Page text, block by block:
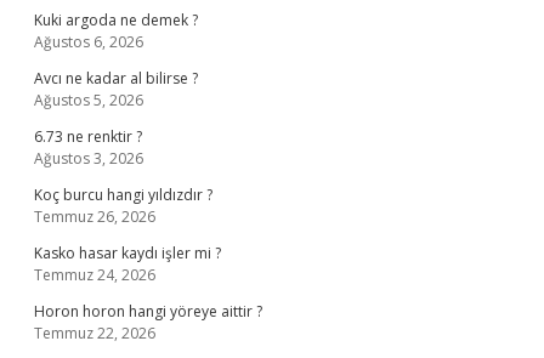
Kuki argoda ne demek ?
Ağustos 6, 2026
Avcı ne kadar al bilirse ?
Ağustos 5, 2026
6.73 ne renktir ?
Ağustos 3, 2026
Koç burcu hangi yıldızdır ?
Temmuz 26, 2026
Kasko hasar kaydı işler mi ?
Temmuz 24, 2026
Horon horon hangi yöreye aittir ?
Temmuz 22, 2026